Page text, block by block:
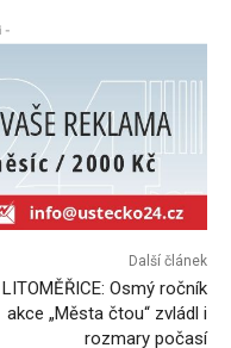
-
Další článek
LITOMĚŘICE: Osmý ročník
akce „Města čtou“ zvládl i
rozmary počasí